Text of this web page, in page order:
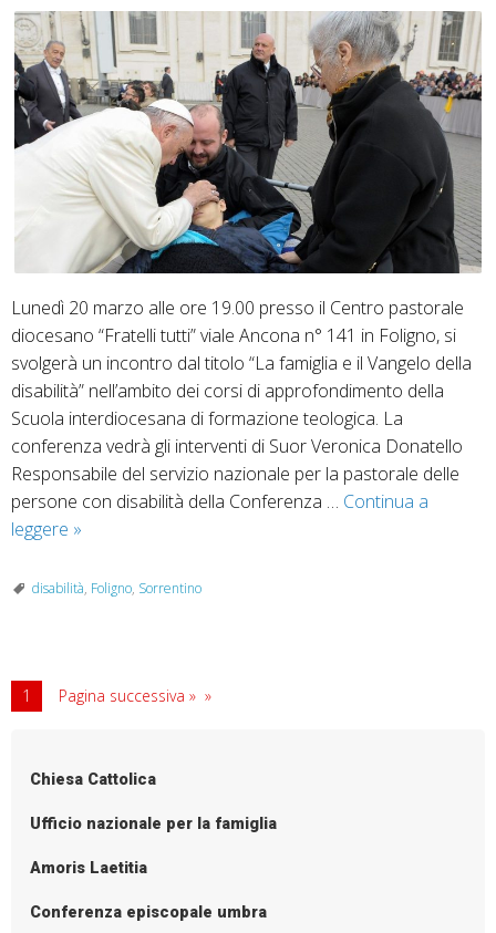
Lunedì 20 marzo alle ore 19.00 presso il Centro pastorale
diocesano “Fratelli tutti” viale Ancona n° 141 in Foligno, si
svolgerà un incontro dal titolo “La famiglia e il Vangelo della
disabilità” nell’ambito dei corsi di approfondimento della
Scuola interdiocesana di formazione teologica. La
conferenza vedrà gli interventi di Suor Veronica Donatello
Responsabile del servizio nazionale per la pastorale delle
persone con disabilità della Conferenza … Continua a
leggere La
e
disabilità
»
disabilità, Foligno, Sorrentino
1 Pagina successiva »
Chiesa Cattolica
Ufficio nazionale per la famiglia
Amoris Laetitia
Conferenza episcopale umbra